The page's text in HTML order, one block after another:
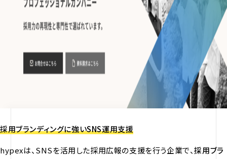
採用ブランディングに強いSNS運用支援
hypexは、SNSを活用した採用広報の支援を行う企業で、採用ブラ